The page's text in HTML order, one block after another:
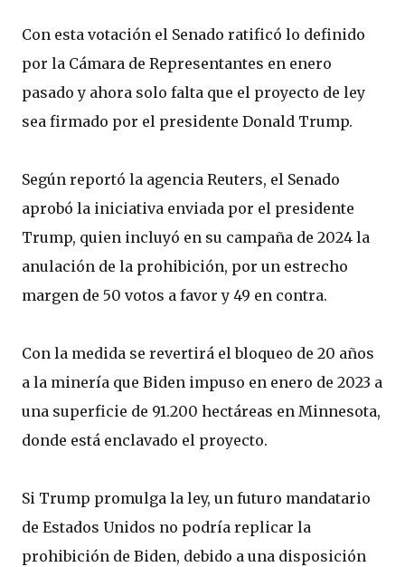
Con esta votación el Senado ratificó lo definido
por la Cámara de Representantes en enero
pasado y ahora solo falta que el proyecto de ley
sea firmado por el presidente Donald Trump.
Según reportó la agencia Reuters, el Senado
aprobó la iniciativa enviada por el presidente
Trump, quien incluyó en su campaña de 2024 la
anulación de la prohibición, por un estrecho
margen de 50 votos a favor y 49 en contra.
Con la medida se revertirá el bloqueo de 20 años
a la minería que Biden impuso en enero de 2023 a
una superficie de 91.200 hectáreas en Minnesota,
donde está enclavado el proyecto.
Si Trump promulga la ley, un futuro mandatario
de Estados Unidos no podría replicar la
prohibición de Biden, debido a una disposición